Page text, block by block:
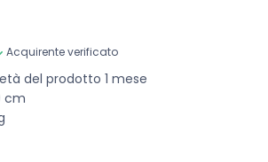
Acquirente verificato
del prodotto 1 mese
cm